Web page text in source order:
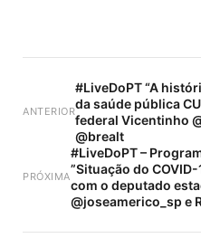
ANTERIOR
#LiveDoPT “A
da saúde pública
federal Vicentinho
@brealt
PRÓXIMA
#LiveDoPT –
”Situação do
com o deputado
@joseamerico_sp e